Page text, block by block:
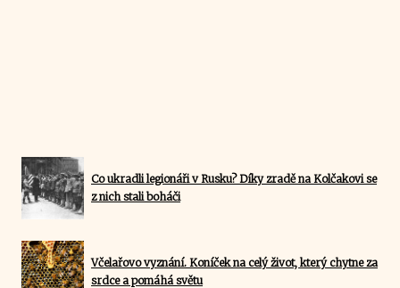
Co ukradli legionáři v Rusku? Díky zradě na Kolčakovi se
z nich stali boháči
Včelařovo vyznání. Koníček na celý život, který chytne za
srdce a pomáhá světu